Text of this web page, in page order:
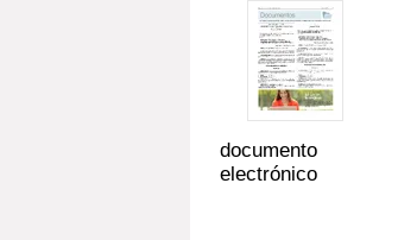
documento
electrónico